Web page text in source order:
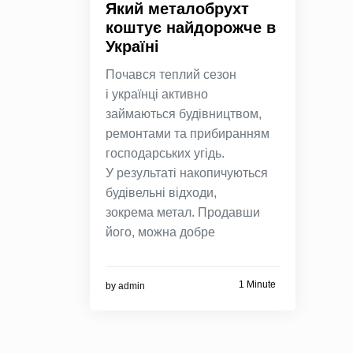
Який металобрухт
коштує найдорожче в
Україні
Почався теплий сезон
і українці активно
займаються будівництвом,
ремонтами та прибиранням
господарських угідь.
У результаті накопичуються
будівельні відходи,
зокрема метал. Продавши
його, можна добре
by admin 1 Minute